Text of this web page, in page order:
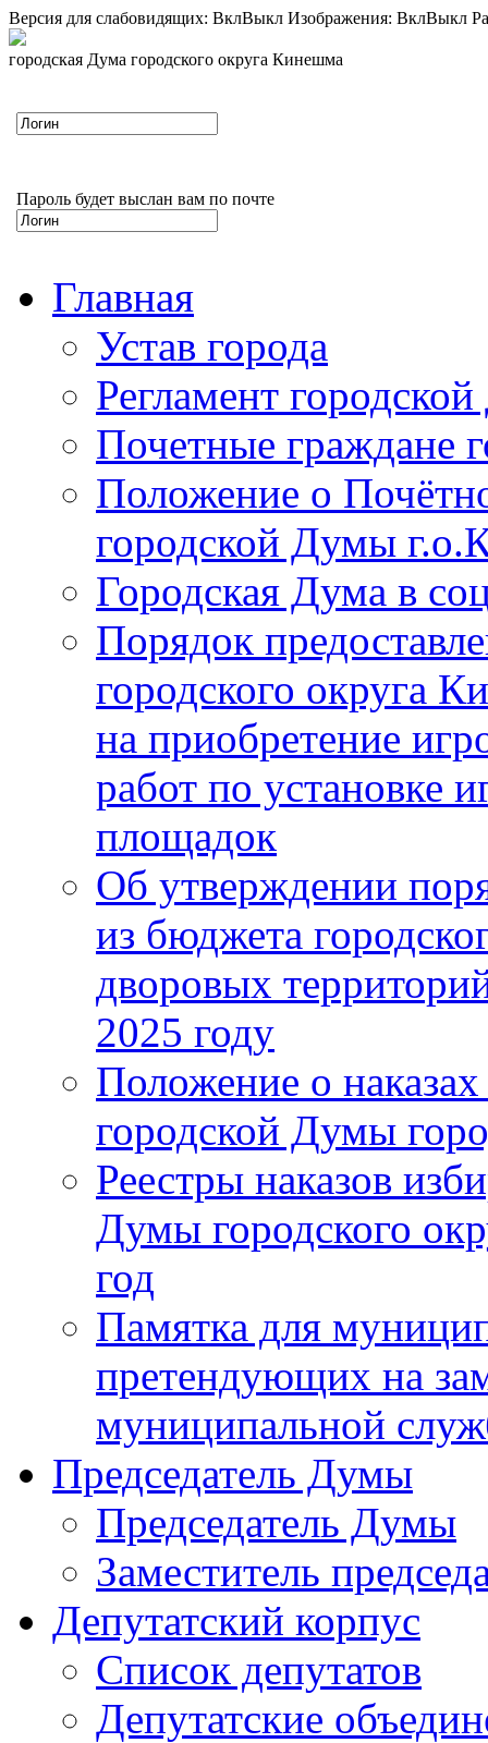
Версия для слабовидящих: ВклВыкл Изображения: ВклВыкл
городская Дума городского округа Кинешма
Пароль будет выслан вам по почте
Главная
Устав города
Регламент
Почетные граждане
Положение о
городской Думы
Городская Дума в
Порядок
городского округа
на приобретение
работ по установке
площадок
Об утверждении
из бюджета
дворовых
2025 году
Положение о
городской Думы
Реестры наказов
Думы городского
год
Памятка для
претендующих на
муниципальной
Председатель Думы
Председатель Думы
Заместитель
Депутатский корпус
Список депутатов
Депутатские